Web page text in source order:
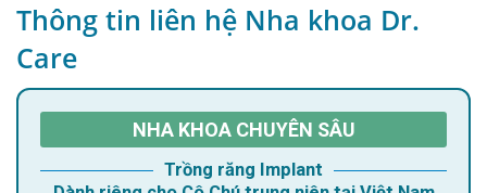
Thông tin liên hệ Nha khoa Dr.
Care
NHA KHOA CHUYÊN SÂU
Trồng răng Implant